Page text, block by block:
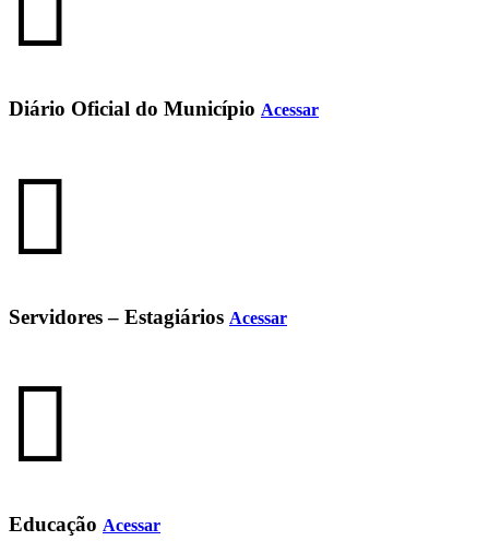
Diário Oficial do Município Acessar
Servidores – Estagiários Acessar
Educação Acessar